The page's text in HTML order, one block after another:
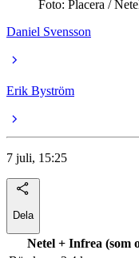
Foto: Placera /
Daniel Svensson
Erik Byström
7 juli, 15:25
Dela
Netel + Infrea (som